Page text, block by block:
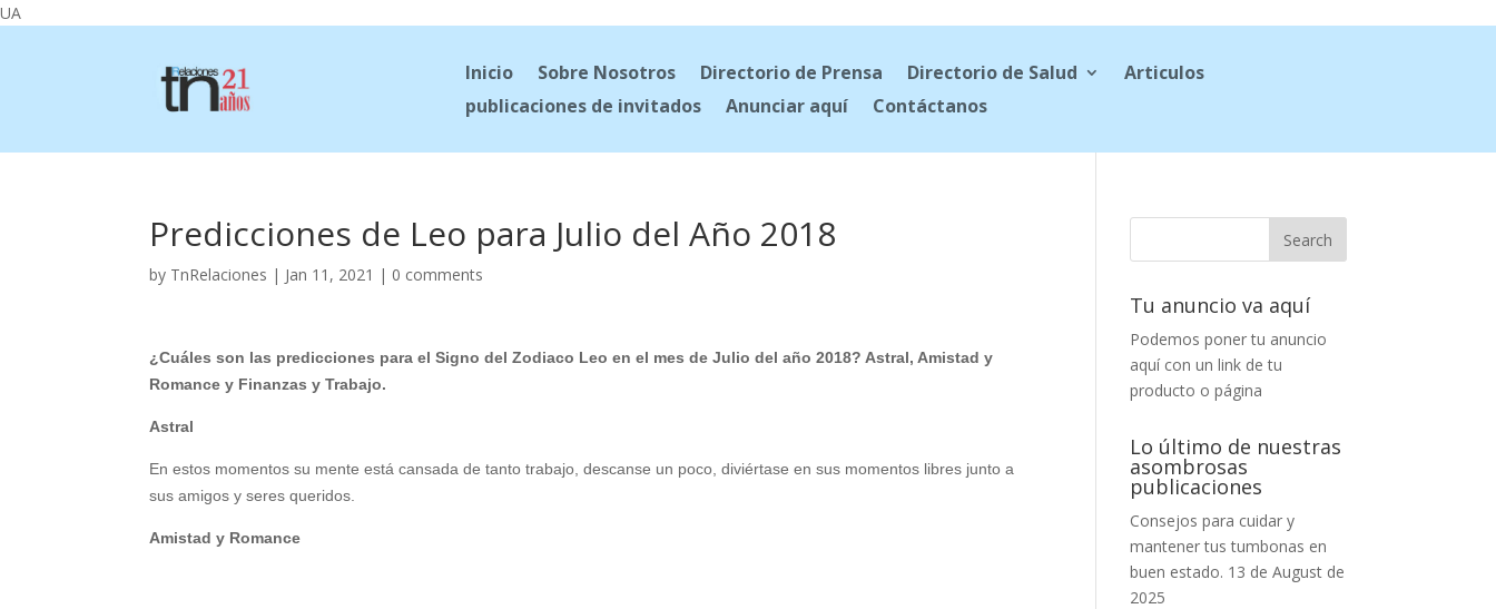
UA
Inicio Sobre Nosotros Directorio de Prensa Directorio de Salud
Articulos
publicaciones de invitados
Anunciar aquí Contáctanos
Predicciones de Leo para Julio del Año 2018
by TnRelaciones | Jan 11, 2021 | 0 comments
¿Cuáles son las predicciones para el Signo del Zodiaco Leo en el mes de Julio del año 2018? Astral, Amistad y
Romance y Finanzas y Trabajo.
Astral
En estos momentos su mente está cansada de tanto trabajo, descanse un poco, diviértase en sus momentos libres junto a
sus amigos y seres queridos.
Amistad y Romance
Tu anuncio va aquí
Podemos poner tu anuncio
aquí con un link de tu
producto o página
Lo último de nuestras
asombrosas
publicaciones
Consejos para cuidar y
mantener tus tumbonas en
buen estado. 13 de August de
2025